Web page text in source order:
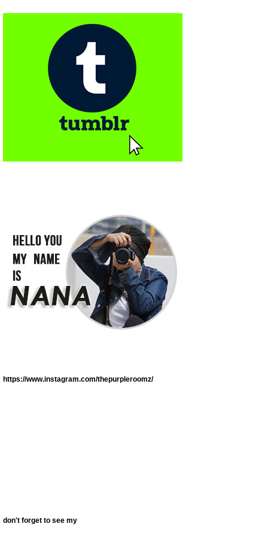
https://www.instagram.com/thepurpleroomz/
don't forget to see my